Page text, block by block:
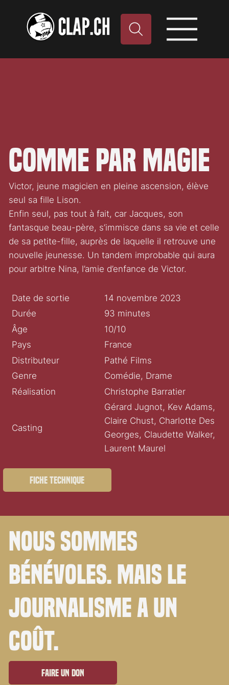
Comme par Magie
Victor, jeune magicien en pleine ascension, élève
seul sa fille Lison.
Enfin seul, pas tout à fait, car Jacques, son
fantasque beau-père, s’immisce dans sa vie et celle
de sa petite-fille, auprès de laquelle il retrouve une
nouvelle jeunesse. Un tandem improbable qui aura
pour arbitre Nina, l’amie d’enfance de Victor.
Date de sortie
14 novembre 2023
Durée
93 minutes
Âge
10/10
Pays
France
Distributeur
Pathé Films
Genre
Comédie, Drame
Réalisation
Christophe Barratier
Casting
Gérard Jugnot, Kev Adams,
Claire Chust, Charlotte Des
Georges, Claudette Walker,
Laurent Maurel
Fiche technique
Nous sommes
bénévoles. Mais le
journalisme a un
coût.
Faire un don